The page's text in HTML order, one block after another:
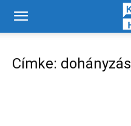
Címke: dohányzás